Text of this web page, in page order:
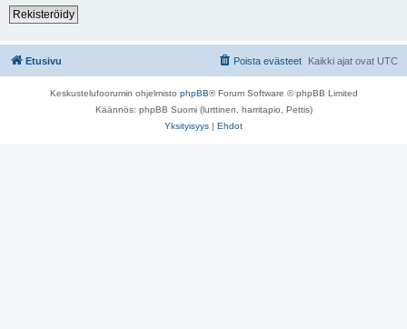
Rekisteröidy
Etusivu Kaikki ajat ovat UTC
Poista evästeet
Keskustelufoorumin ohjelmisto phpBB® Forum Software © phpBB Limited
Käännös: phpBB Suomi (lurttinen, harritapio, Pettis)
Yksityisyys | Ehdot